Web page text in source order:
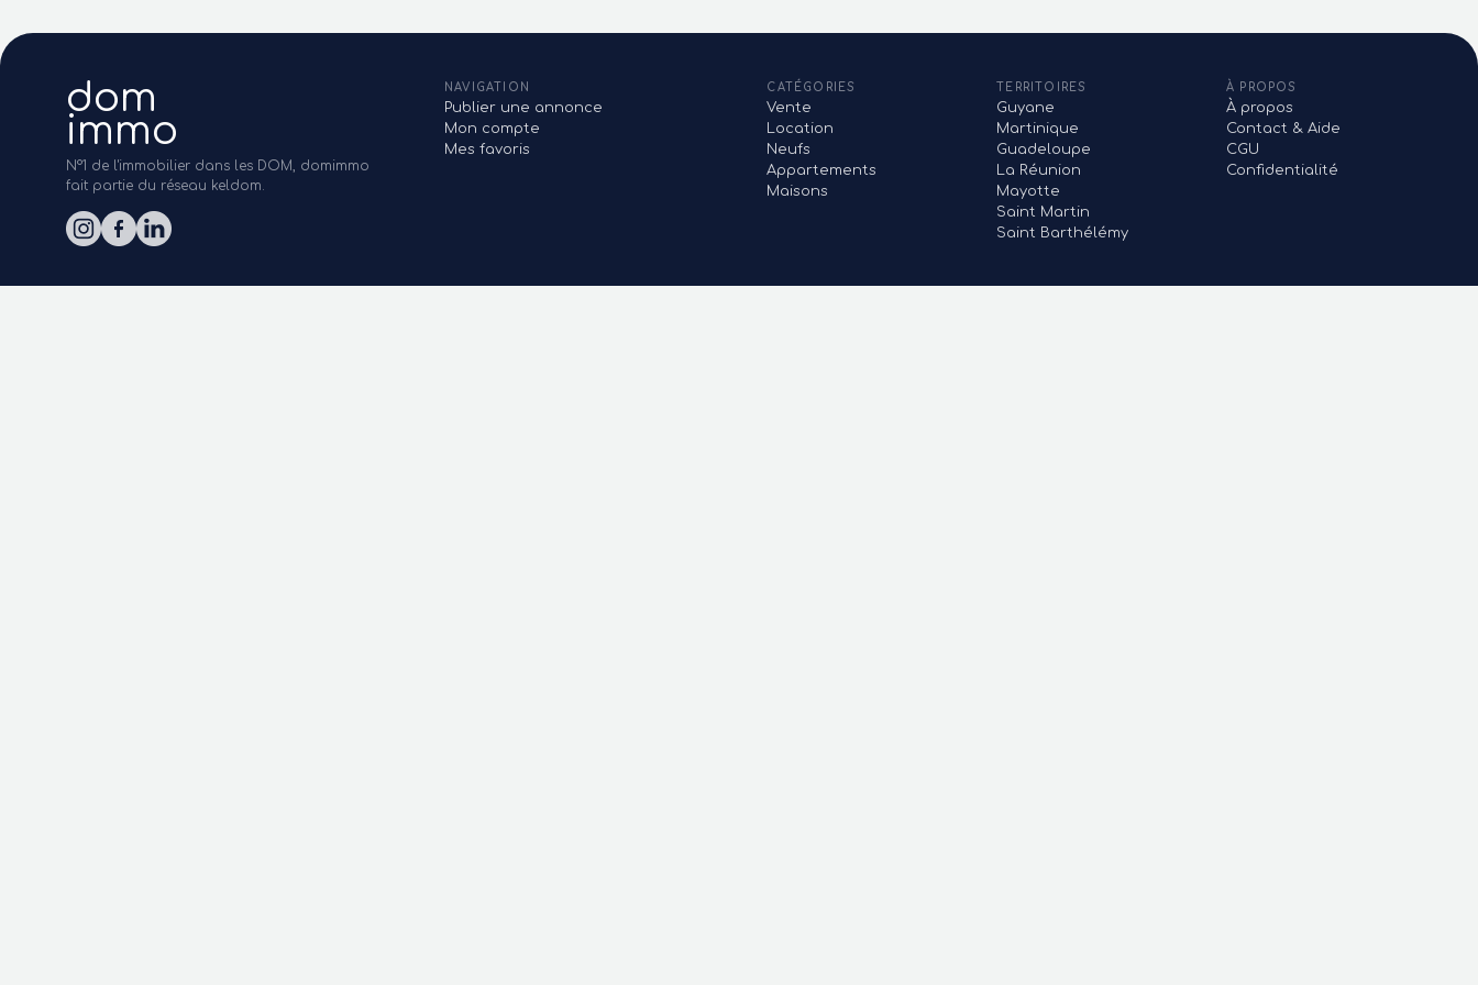
dom
immo
N°1 de l'immobilier dans les DOM, domimmo
fait partie du réseau keldom.
NAVIGATION
Publier une annonce
Mon compte
Mes favoris
CATÉGORIES
Vente
Location
Neufs
Appartements
Maisons
TERRITOIRES
Guyane
Martinique
Guadeloupe
La Réunion
Mayotte
Saint Martin
Saint Barthélémy
À PROPOS
À propos
Contact & Aide
CGU
Confidentialité